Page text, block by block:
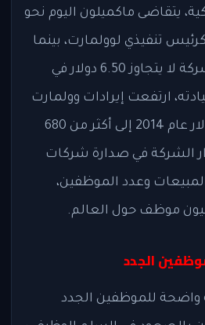
يتقاضى ماكميلون اليوم نحو
كرئيس تنفيذي لوولمارت، بينما
كان راتبه الأول في الشركة لا يتجاوز 6.50 دولار في
ارتفعت إيرادات وولمارت
من حوالي 476 مليار دولار عام 2014 إلى أكثر من 680
الشركة في صدارة شركات
وعدد الموظفين،
الجدد
واضحة للموظفين الجدد